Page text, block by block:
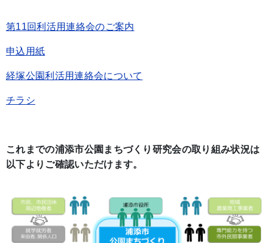
第11回利活用連絡会のご案内
申込用紙
経塚公園利活用連絡会について
チラシ
これまでの浦添市公園まちづくり研究会の取り組み状況は
以下よりご確認いただけます。